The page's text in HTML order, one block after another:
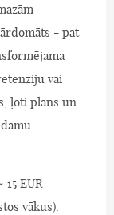
- pat
vai
ļoti plāns un
15 EUR
vākus).